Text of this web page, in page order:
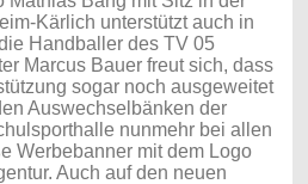
Kärlich unterstützt auch in
Handballer des TV 05
Marcus Bauer freut sich, dass
sogar noch ausgeweitet
Auswechselbänken der
nunmehr bei allen
Werbebanner mit dem Logo
Auch auf den neuen